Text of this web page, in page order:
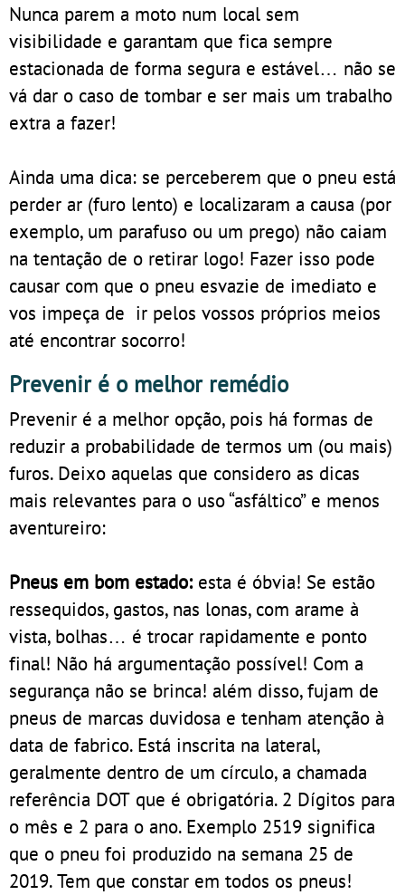
Nunca parem a moto num local sem
visibilidade e garantam que fica sempre
estacionada de forma segura e estável… não se
vá dar o caso de tombar e ser mais um trabalho
extra a fazer!
Ainda uma dica: se perceberem que o pneu está
perder ar (furo lento) e localizaram a causa (por
exemplo, um parafuso ou um prego) não caiam
na tentação de o retirar logo! Fazer isso pode
causar com que o pneu esvazie de imediato e
vos impeça de ir pelos vossos próprios meios
até encontrar socorro!
Prevenir é o melhor remédio
Prevenir é a melhor opção, pois há formas de
reduzir a probabilidade de termos um (ou mais)
furos. Deixo aquelas que considero as dicas
mais relevantes para o uso “asfáltico” e menos
aventureiro:
Pneus em bom estado:esta é óbvia! Se estão
ressequidos, gastos, nas lonas, com arame à
vista, bolhas… é trocar rapidamente e ponto
final! Não há argumentação possível! Com a
segurança não se brinca! além disso, fujam de
pneus de marcas duvidosa e tenham atenção à
data de fabrico. Está inscrita na lateral,
geralmente dentro de um círculo, a chamada
referência DOT que é obrigatória. 2 Dígitos para
o mês e 2 para o ano. Exemplo 2519 significa
que o pneu foi produzido na semana 25 de
2019. Tem que constar em todos os pneus!